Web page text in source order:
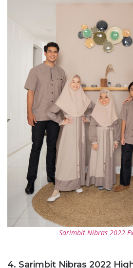
Sarimbit Nibras 2022
4. Sarimbit Nibras 2022